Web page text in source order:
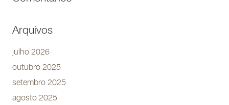
Arquivos
julho 2026
outubro 2025
setembro 2025
agosto 2025